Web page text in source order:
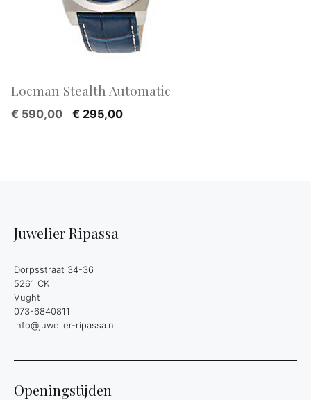
Locman Stealth Automatic
€590,00
Oorspronkelijke
€ 295,00Huidige
Juwelier Ripassa
Dorpsstraat 34-36
5261 CK
Vught
073-6840811
info@juwelier-ripassa.nl
Openingstijden